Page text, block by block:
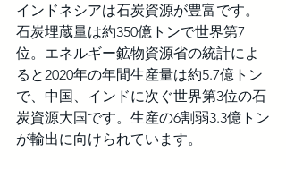
インドネシアは石炭資源が豊富です。
石炭埋蔵量は約350億トンで世界第7
位。エネルギー鉱物資源省の統計によ
ると2020年の年間生産量は約5.7億トン
で、中国、インドに次ぐ世界第3位の石
炭資源大国です。生産の6割弱3.3億トン
が輸出に向けられています。